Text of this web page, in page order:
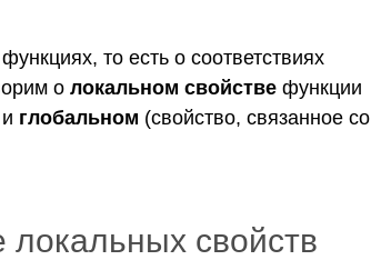
то есть о соответствиях
о локальном свойстве функции
глобальном (свойство, связанное со
локальных свойств